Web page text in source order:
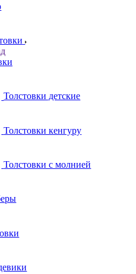
Толстовки детские
Толстовки кенгуру
Толстовки с молнией